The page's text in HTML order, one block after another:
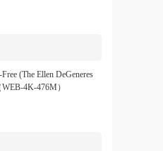
(The Ellen DeGeneres
4K-476M）